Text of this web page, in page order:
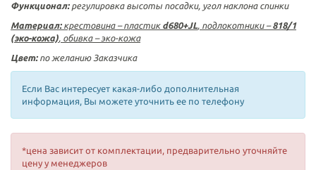
Функционал:регулировка высоты посадки, угол наклона спинки
Материал: крестовина – пластик d680+JL, подлокотники –818/1
(эко-кожа), обивка – эко-кожа
Цвет:по желанию Заказчика
Если Вас интересует какая-либо дополнительная
информация, Вы можете уточнить ее по телефону
*цена зависит от комплектации, предварительно уточняйте
цену у менеджеров